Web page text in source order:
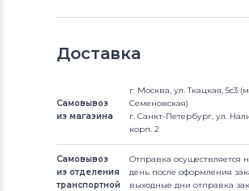
Доставка
Самовывоз
из магазина
г. Москва, ул. Ткацкая, 5с3
Семеновская)
г. Санкт-Петербург, ул.
корп. 2
Самовывоз
из отделения
транспортной
Отправка осуществляется
день после оформления
выходные дни отправка